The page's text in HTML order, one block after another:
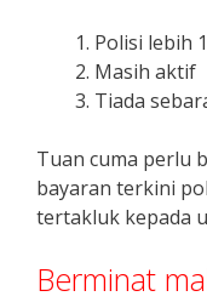
Polisi lebih
Masih aktif
Tiada
Tuan cuma perlu
bayaran terkini
tertakluk kepada
Berminat